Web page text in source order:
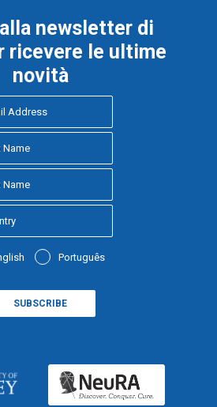
newsletter di
ricevere le ultime
novità
Português